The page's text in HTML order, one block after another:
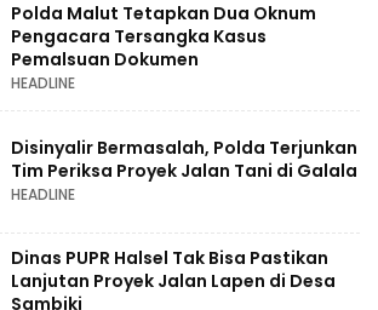
Polda Malut Tetapkan Dua Oknum
Pengacara Tersangka Kasus
Pemalsuan Dokumen
HEADLINE
Disinyalir Bermasalah, Polda Terjunkan
Tim Periksa Proyek Jalan Tani di Galala
HEADLINE
Dinas PUPR Halsel Tak Bisa Pastikan
Lanjutan Proyek Jalan Lapen di Desa
Sambiki